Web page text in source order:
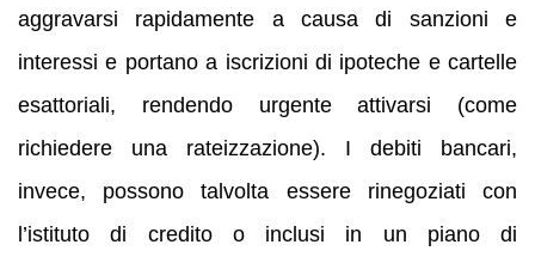
aggravarsi rapidamente a causa di sanzioni e
interessi e portano a iscrizioni di ipoteche e cartelle
esattoriali, rendendo urgente attivarsi (come
richiedere una rateizzazione). I debiti bancari,
invece, possono talvolta essere rinegoziati con
l’istituto di credito o inclusi in un piano di